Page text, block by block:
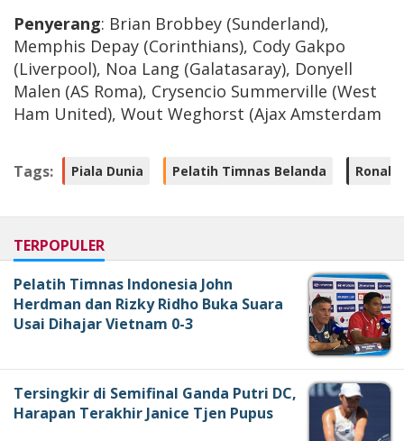
Penyerang: Brian Brobbey (Sunderland),
Memphis Depay (Corinthians), Cody Gakpo
(Liverpool), Noa Lang (Galatasaray), Donyell
Malen (AS Roma), Crysencio Summerville (West
Ham United), Wout Weghorst (Ajax Amsterdam
Tags: Piala Dunia Pelatih Timnas Belanda
TERPOPULER
Pelatih Timnas Indonesia John
Herdman dan Rizky Ridho Buka Suara
Usai Dihajar Vietnam 0-3
Tersingkir di Semifinal Ganda Putri DC,
Harapan Terakhir Janice Tjen Pupus